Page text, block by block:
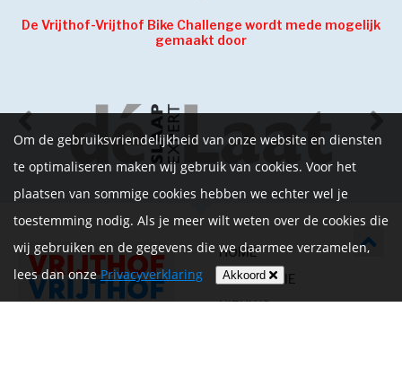
De Vrijthof-Vrijthof Bike Challenge wordt mede mogelijk
gemaakt door
HOME
INFORMATIE
NIEUWS
Om de gebruiksvriendelijkheid van onze website en diensten
te optimaliseren maken wij gebruik van cookies. Voor het
plaatsen van sommige cookies hebben we echter wel je
toestemming nodig. Als je meer wilt weten over de cookies die
wij gebruiken en de gegevens die we daarmee verzamelen,
lees dan onzePrivacyverklaring Akkoord